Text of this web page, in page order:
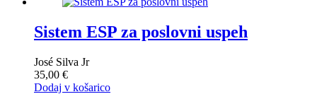
Sistem ESP za poslovni uspeh
José Silva Jr
35,00 €
Dodaj v košarico